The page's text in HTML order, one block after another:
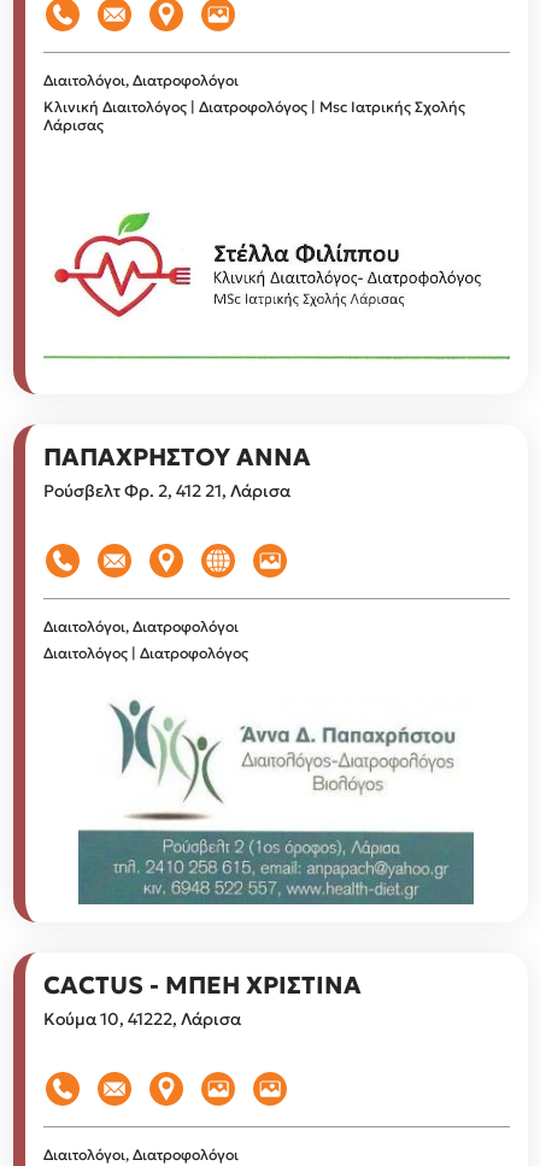
Διαιτολόγοι, Διατροφολόγοι
Κλινική Διαιτολόγος | Διατροφολόγος | Msc Ιατρικής Σχολής
Λάρισας
ΠΑΠΑΧΡΗΣΤΟΥ ΑΝΝΑ
Ρούσβελτ Φρ. 2, 412 21, Λάρισα
Διαιτολόγοι, Διατροφολόγοι
Διαιτολόγος | Διατροφολόγος
CACTUS - ΜΠΕΗ ΧΡΙΣΤΙΝΑ
Κούμα 10, 41222, Λάρισα
Διαιτολόγοι, Διατροφολόγοι